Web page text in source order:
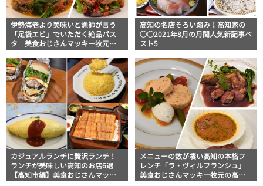
伊勢海老より美味いと漁師が言う
「足袋エビ」でいただく絶品パス
タ 美食おじさんマッキー牧元の
高知の名店そろい踏み！高知家の
○○2021年8月の月間人気新記事ベ
スト5
カジュアルランチに贅沢ランチ！
ランチが美味しい高知のお店6選
【高知市編】美食おじさんマッキ
メニューの数が凄い高知の本格フ
レンチ「ラ・ヴィルフランシュ」
美食おじさんマッキー牧元の高知